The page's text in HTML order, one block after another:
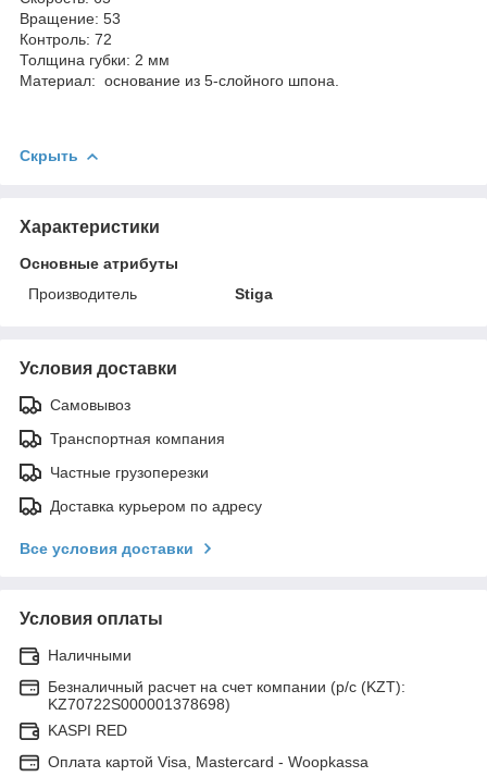
Вращение: 53
Контроль: 72
Толщина губки: 2 мм
Материал: основание из 5-слойного шпона.
Скрыть
Характеристики
Основные атрибуты
Производитель
Stiga
Условия доставки
Самовывоз
Транспортная компания
Частные грузоперезки
Доставка курьером по адресу
Все условия доставки
Условия оплаты
Наличными
Безналичный расчет на счет компании (р/с (KZT):
KZ70722S000001378698)
KASPI RED
Оплата картой Visa, Mastercard - Woopkassa